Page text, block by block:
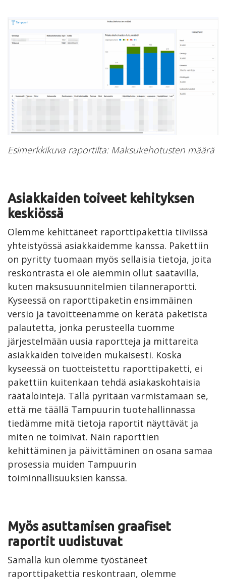
Esimerkkikuva raportilta: Maksukehotusten määrä
Asiakkaiden toiveet kehityksen
keskiössä
Olemme kehittäneet raporttipakettia tiiviissä
yhteistyössä asiakkaidemme kanssa. Pakettiin
on pyritty tuomaan myös sellaisia tietoja, joita
reskontrasta ei ole aiemmin ollut saatavilla,
kuten maksusuunnitelmien tilanneraportti.
Kyseessä on raporttipaketin ensimmäinen
versio ja tavoitteenamme on kerätä paketista
palautetta, jonka perusteella tuomme
järjestelmään uusia raportteja ja mittareita
asiakkaiden toiveiden mukaisesti. Koska
kyseessä on tuotteistettu raporttipaketti, ei
pakettiin kuitenkaan tehdä asiakaskohtaisia
räätälöintejä. Tällä pyritään varmistamaan se,
että me täällä Tampuurin tuotehallinnassa
tiedämme mitä tietoja raportit näyttävät ja
miten ne toimivat. Näin raporttien
kehittäminen ja päivittäminen on osana samaa
prosessia muiden Tampuurin
toiminnallisuuksien kanssa.
Myös asuttamisen graafiset
raportit uudistuvat
Samalla kun olemme työstäneet
raporttipakettia reskontraan, olemme